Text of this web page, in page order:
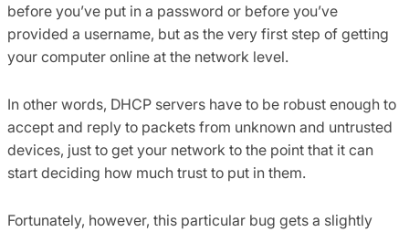
before you’ve put in a password or before you’ve
provided a username, but as the very first step of getting
your computer online at the network level.
In other words, DHCP servers have to be robust enough to
accept and reply to packets from unknown and untrusted
devices, just to get your network to the point that it can
start deciding how much trust to put in them.
Fortunately, however, this particular bug gets a slightly